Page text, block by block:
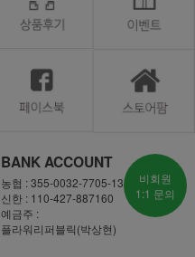
BANK ACCOUNT
농협 : 355-0032-7705-13
신한 : 110-427-887160
예금주 :
플라워리퍼블릭(박상현)
비회원
1:1 문의